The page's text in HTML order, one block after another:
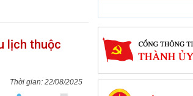
lịch thuộc
22/08/2025